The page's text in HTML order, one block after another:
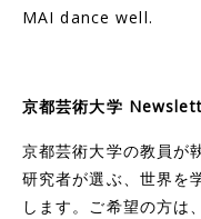
MAI dance well.
京都芸術大学
京都芸術大学の教員が
研究者が選ぶ、世界を
します。ご希望の方は